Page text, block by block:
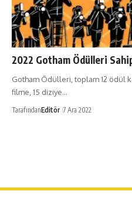
2022 Gotham Ödülleri
Gotham Ödülleri, toplam 12 ödül
filme, 15 diziye…
TarafındanEditör 7 Ara 2022